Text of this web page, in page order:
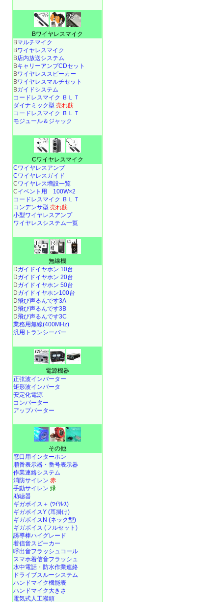
Bワイヤレスマイク
Bマルチマイク
Bワイヤレスマイク
B店内放送システム
BキャリーアンプCDセット
Bワイヤレススピーカー
Bワイヤレスマルチセット
Bガイドシステム
コードレスマイク ＢＬＴ
ダイナミック型 売れ筋
コードレスマイク ＢＬＴ
モジュール＆ジャック
Cワイヤレスマイク
Cワイヤレスアンプ
Cワイヤレスガイド
Cワイヤレス増設一覧
Cイベント用 100W×2
コードレスマイク ＢＬＴ
コンデンサ型 売れ筋
小型ワイヤレスアンプ
ワイヤレスシステム一覧
無線機
Dガイドイヤホン 10台
Dガイドイヤホン 20台
Dガイドイヤホン 50台
Dガイドイヤホン100台
D飛び声るんです3A
D飛び声るんです3B
D飛び声るんです3C
業務用無線(400MHz)
汎用トランシーバー
電源機器
正弦波インバーター
矩形波インバータ
安定化電源
コンバーター
アップバーター
その他
窓口用インターホン
順番表示器・番号表示器
作業連絡システム
消防サイレン 赤
手動サイレン 緑
助聴器
ギガボイス＋ (ﾜｲﾔﾚｽ)
ギガボイスY (耳掛け)
ギガボイスN (ネック型)
ギガボイス (フルセット)
誘導棒ハイグレード
着信音スピーカー
呼出音フラッシュコール
スマホ着信音フラッシュ
水中電話 ・ 防水作業連絡
ドライブスルーシステム
ハンドマイク機能表
ハンドマイク大きさ
電気式人工喉頭